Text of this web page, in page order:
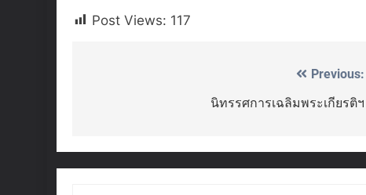
Post Views: 117
Previous:
นิทรรศการเฉลิมพระเกียรติฯ